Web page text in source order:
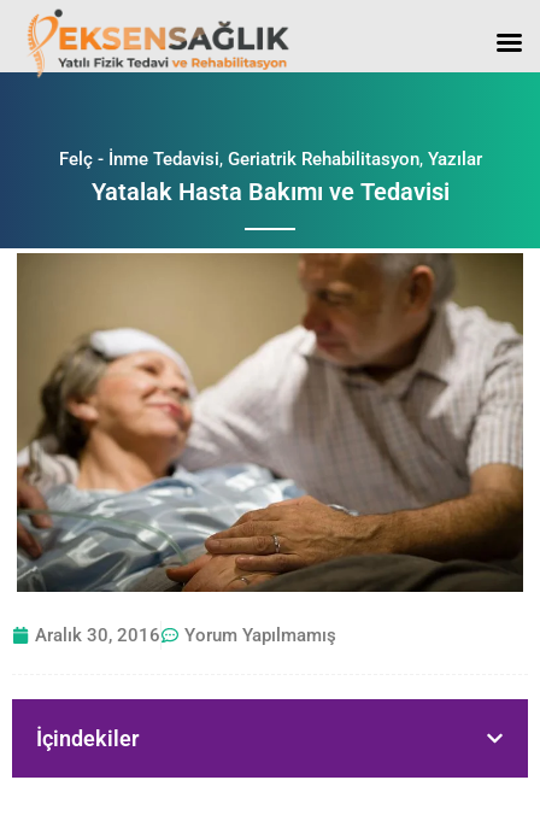
Felç - İnme Tedavisi, Geriatrik Rehabilitasyon, Yazılar
Yatalak Hasta Bakımı ve Tedavisi
Aralık 30, 2016 Yorum Yapılmamış
İçindekiler